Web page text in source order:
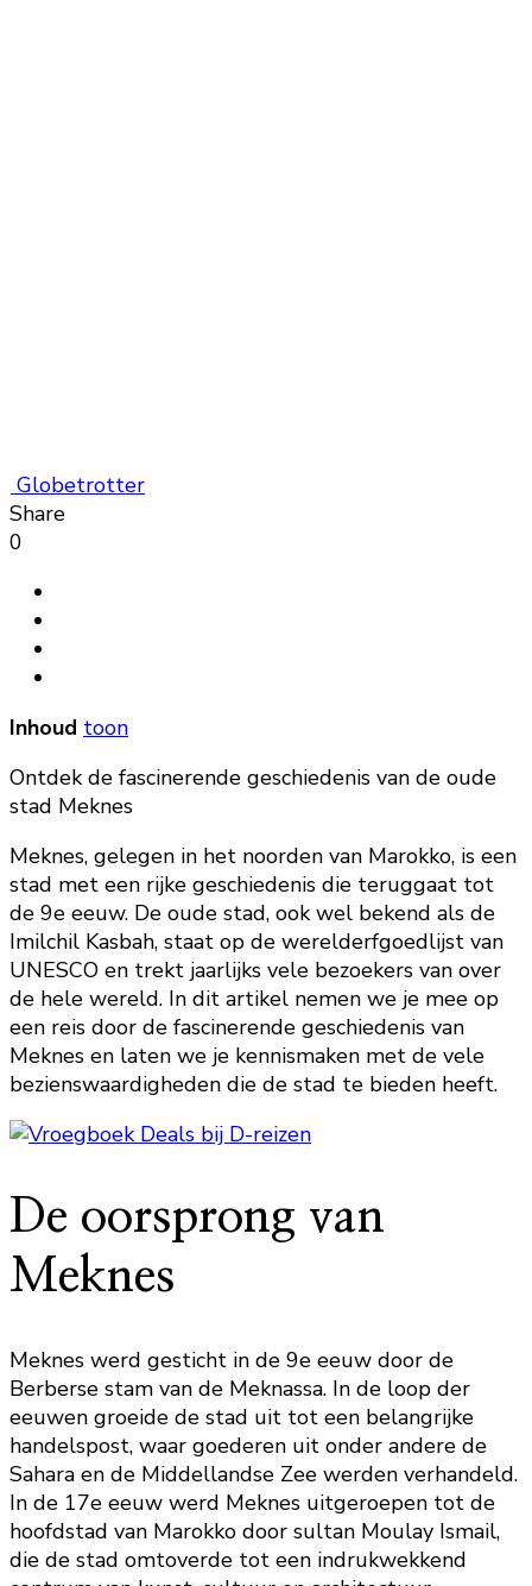
Globetrotter
Share
0
Inhoud toon
Ontdek de fascinerende geschiedenis van de oude
stad Meknes
Meknes, gelegen in het noorden van Marokko, is een
stad met een rijke geschiedenis die teruggaat tot
de 9e eeuw. De oude stad, ook wel bekend als de
Imilchil Kasbah, staat op de werelderfgoedlijst van
UNESCO en trekt jaarlijks vele bezoekers van over
de hele wereld. In dit artikel nemen we je mee op
een reis door de fascinerende geschiedenis van
Meknes en laten we je kennismaken met de vele
bezienswaardigheden die de stad te bieden heeft.
De oorsprong van
Meknes
Meknes werd gesticht in de 9e eeuw door de
Berberse stam van de Meknassa. In de loop der
eeuwen groeide de stad uit tot een belangrijke
handelspost, waar goederen uit onder andere de
Sahara en de Middellandse Zee werden verhandeld.
In de 17e eeuw werd Meknes uitgeroepen tot de
hoofdstad van Marokko door sultan Moulay Ismail,
die de stad omtoverde tot een indrukwekkend